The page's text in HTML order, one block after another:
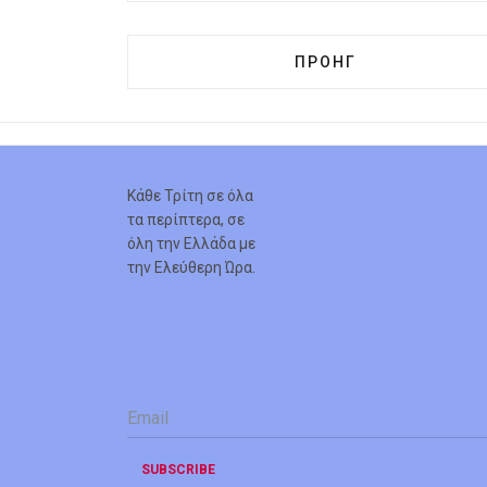
ΠΡΟΗΓΟΎΜΕΝΟ
ΠΡΟΗΓ
Κάθε Τρίτη σε όλα
τα περίπτερα, σε
όλη την Ελλάδα με
την Ελεύθερη Ώρα.
Email
*
SUBSCRIBE